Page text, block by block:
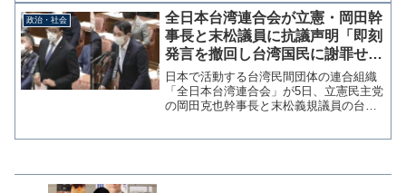
で～。大阪大空襲を生き延びたヒョウ柄
が好きな母のためにも大阪...
政治・社会
全日本台湾連合会が立憲・岡田幹
事長と末松議員に抗議声明「即刻
発言を撤回し台湾国民に謝罪せ
よ」国会で台湾独立を支持しない
よう総理に求める発言
日本で活動する台湾民間団体の連合組織
「全日本台湾連合会」が5日、立憲民主党
の岡田克也幹事長と末松義規議員の台湾